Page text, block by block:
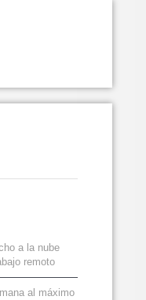
a la nube
remoto
al máximo